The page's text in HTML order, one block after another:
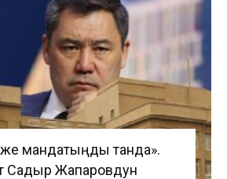
мандатыңды танда».
Садыр Жапаровдун